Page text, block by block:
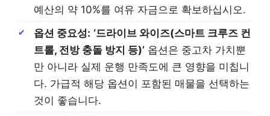
예산의 약 10%를 여유 자금으로 확보하십시오.
옵션 중요성: ‘드라이브 와이즈(스마트 크루즈 컨
트롤, 전방 충돌 방지 등)’ 옵션은 중고차 가치뿐
만 아니라 실제 운행 만족도에 큰 영향을 미칩니
다. 가급적 해당 옵션이 포함된 매물을 선택하는
것이 좋습니다.